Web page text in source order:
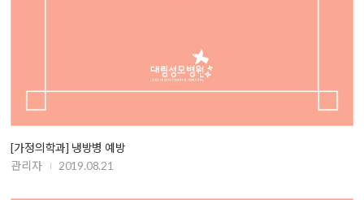
[가정의학과] 냉방병 예방
관리자
2019.08.21